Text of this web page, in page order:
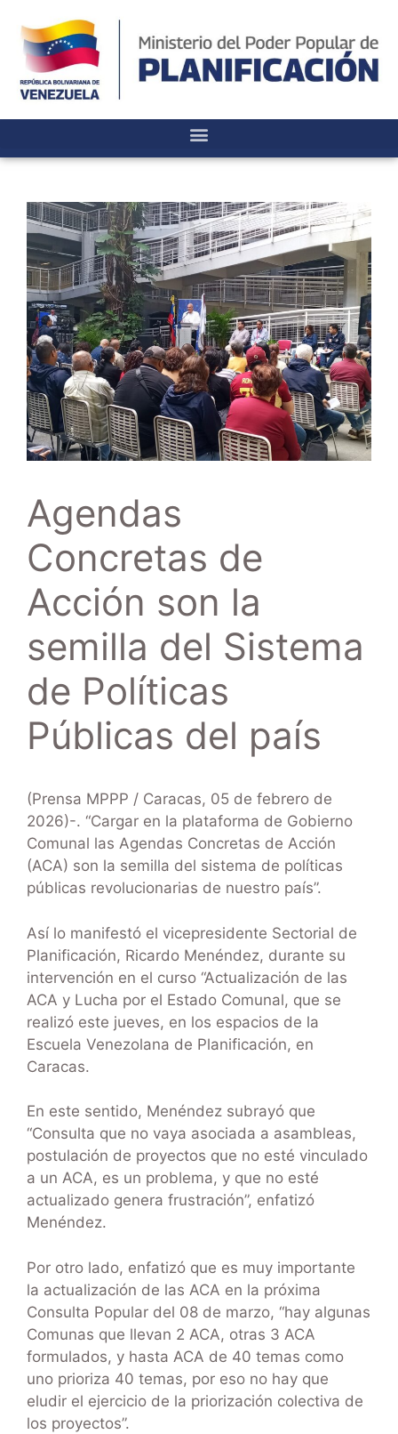
Agendas
Concretas de
Acción son la
semilla del Sistema
de Políticas
Públicas del país
(Prensa MPPP / Caracas, 05 de febrero de
2026)-. “Cargar en la plataforma de Gobierno
Comunal las Agendas Concretas de Acción
(ACA) son la semilla del sistema de políticas
públicas revolucionarias de nuestro país”.
Así lo manifestó el vicepresidente Sectorial de
Planificación, Ricardo Menéndez, durante su
intervención en el curso “Actualización de las
ACA y Lucha por el Estado Comunal, que se
realizó este jueves, en los espacios de la
Escuela Venezolana de Planificación, en
Caracas.
En este sentido, Menéndez subrayó que
“Consulta que no vaya asociada a asambleas,
postulación de proyectos que no esté vinculado
a un ACA, es un problema, y que no esté
actualizado genera frustración”, enfatizó
Menéndez.
Por otro lado, enfatizó que es muy importante
la actualización de las ACA en la próxima
Consulta Popular del 08 de marzo, “hay algunas
Comunas que llevan 2 ACA, otras 3 ACA
formulados, y hasta ACA de 40 temas como
uno prioriza 40 temas, por eso no hay que
eludir el ejercicio de la priorización colectiva de
los proyectos”.